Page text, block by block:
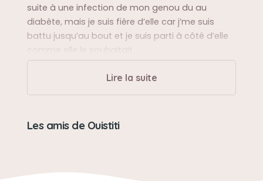
suite à une infection de mon genou du au
diabète, mais je suis fière d’elle car j’me suis
battu jusqu’au bout et je suis parti à côté d’elle
comme elle le souhaitait
Sa balade préféréeLire la suite
Les amis de Ouistiti